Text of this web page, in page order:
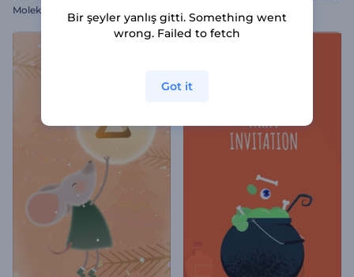
Moleküler Patlama Logosu Siyah Kum Logo Gösterimi
Bir şeyler yanlış gitti. Something went
wrong. Failed to fetch
Got it